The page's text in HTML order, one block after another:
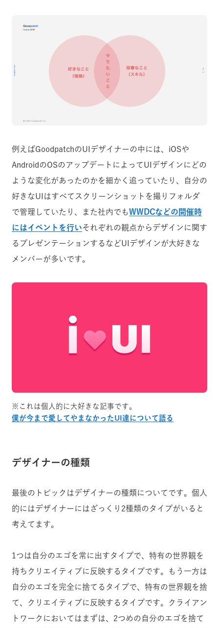
例えばGoodpatchのUIデザイナーの中には、iOSや
AndroidのOSのアップデートによってUIデザインにどの
ような変化があったのかを細かく追っていたり、自分の
好きなUIはすべてスクリーンショットを撮りフォルダ
で管理していたり、また社内でもWWDCなどの開催時
にはイベントを行いそれぞれの観点からデザインに関す
るプレゼンテーションするなどUIデザインが大好きな
メンバーが多いです。
※これは個人的に大好きな記事です。
僕が今まで愛してやまなかったUI達について語る
デザイナーの種類
最後のトピックはデザイナーの種類についてです。個人
的にはデザイナーにはざっくり2種類のタイプがいると
考えてます。
1つは自分のエゴを常に出すタイプで、特有の世界観を
持ちクリエイティブに反映するタイプです。もう一方は
自分のエゴを完全に捨てるタイプで、特有の世界観を捨
て、クリエイティブに反映するタイプです。クライアン
トワークにおいてはまずは、2つめの自分のエゴを捨て